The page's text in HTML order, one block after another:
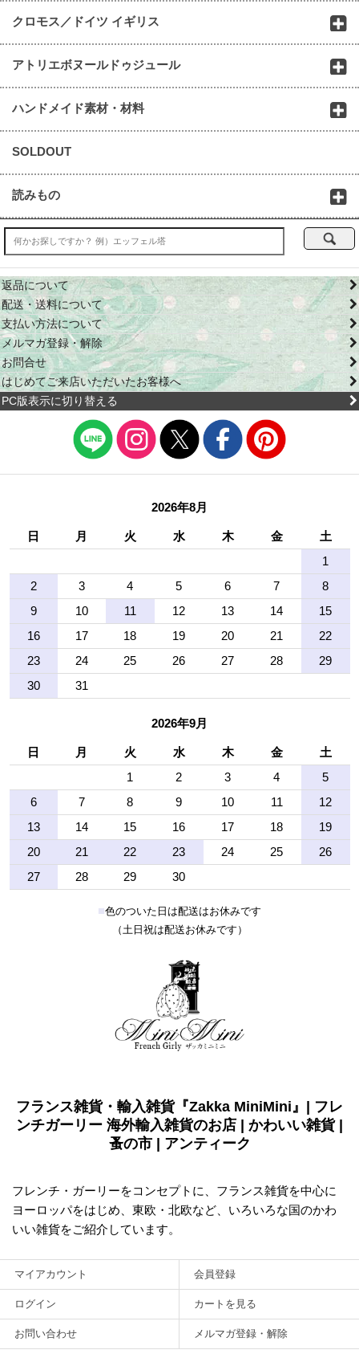
クロモス／ドイツ イギリス
アトリエボヌールドゥジュール
ハンドメイド素材・材料
SOLDOUT
読みもの
返品について
配送・送料について
支払い方法について
メルマガ登録・解除
お問合せ
はじめてご来店いただいたお客様へ
PC版表示に切り替える
2026年8月
日 月 火 水 木 金
土
1
2
3 4 5 6 7
8
9
10 11 12 13 14
15
16
17 18 19 20 21
22
23
24 25 26 27 28
29
30
31
2026年9月
日 月 火 水 木 金
土
1
2 3 4
5
6
7 8 9 10 11
12
13
14 15 16 17 18
19
20
21 22 23 24 25
26
27
28 29 30
■色のついた日は配送はお休みです
（土日祝は配送お休みです）
フランス雑貨・輸入雑貨『Zakka MiniMini』| フレ
ンチガーリー 海外輸入雑貨のお店 | かわいい雑貨 |
蚤の市 | アンティーク
フレンチ・ガーリーをコンセプトに、フランス雑貨を中心に
ヨーロッパをはじめ、東欧・北欧など、いろいろな国のかわ
いい雑貨をご紹介しています。
マイアカウント 会員登録
ログイン カートを見る
お問い合わせ メルマガ登録・解除